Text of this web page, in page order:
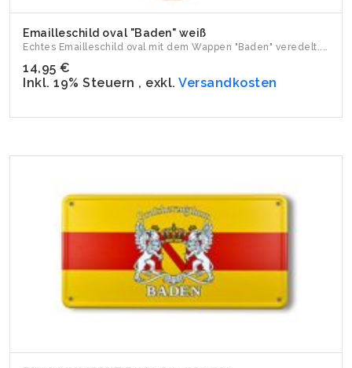
Emailleschild oval "Baden" weiß
Echtes Emailleschild oval mit dem Wappen "Baden" veredelt....
14,95 €
Inkl. 19% Steuern , exkl. Versandkosten